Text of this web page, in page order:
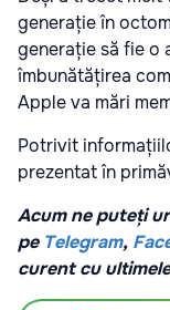
generație în
generație să fie o
îmbunătățirea
Apple va mări
Potrivit
prezentat în
Acum ne puteți
pe Telegram,
curent cu